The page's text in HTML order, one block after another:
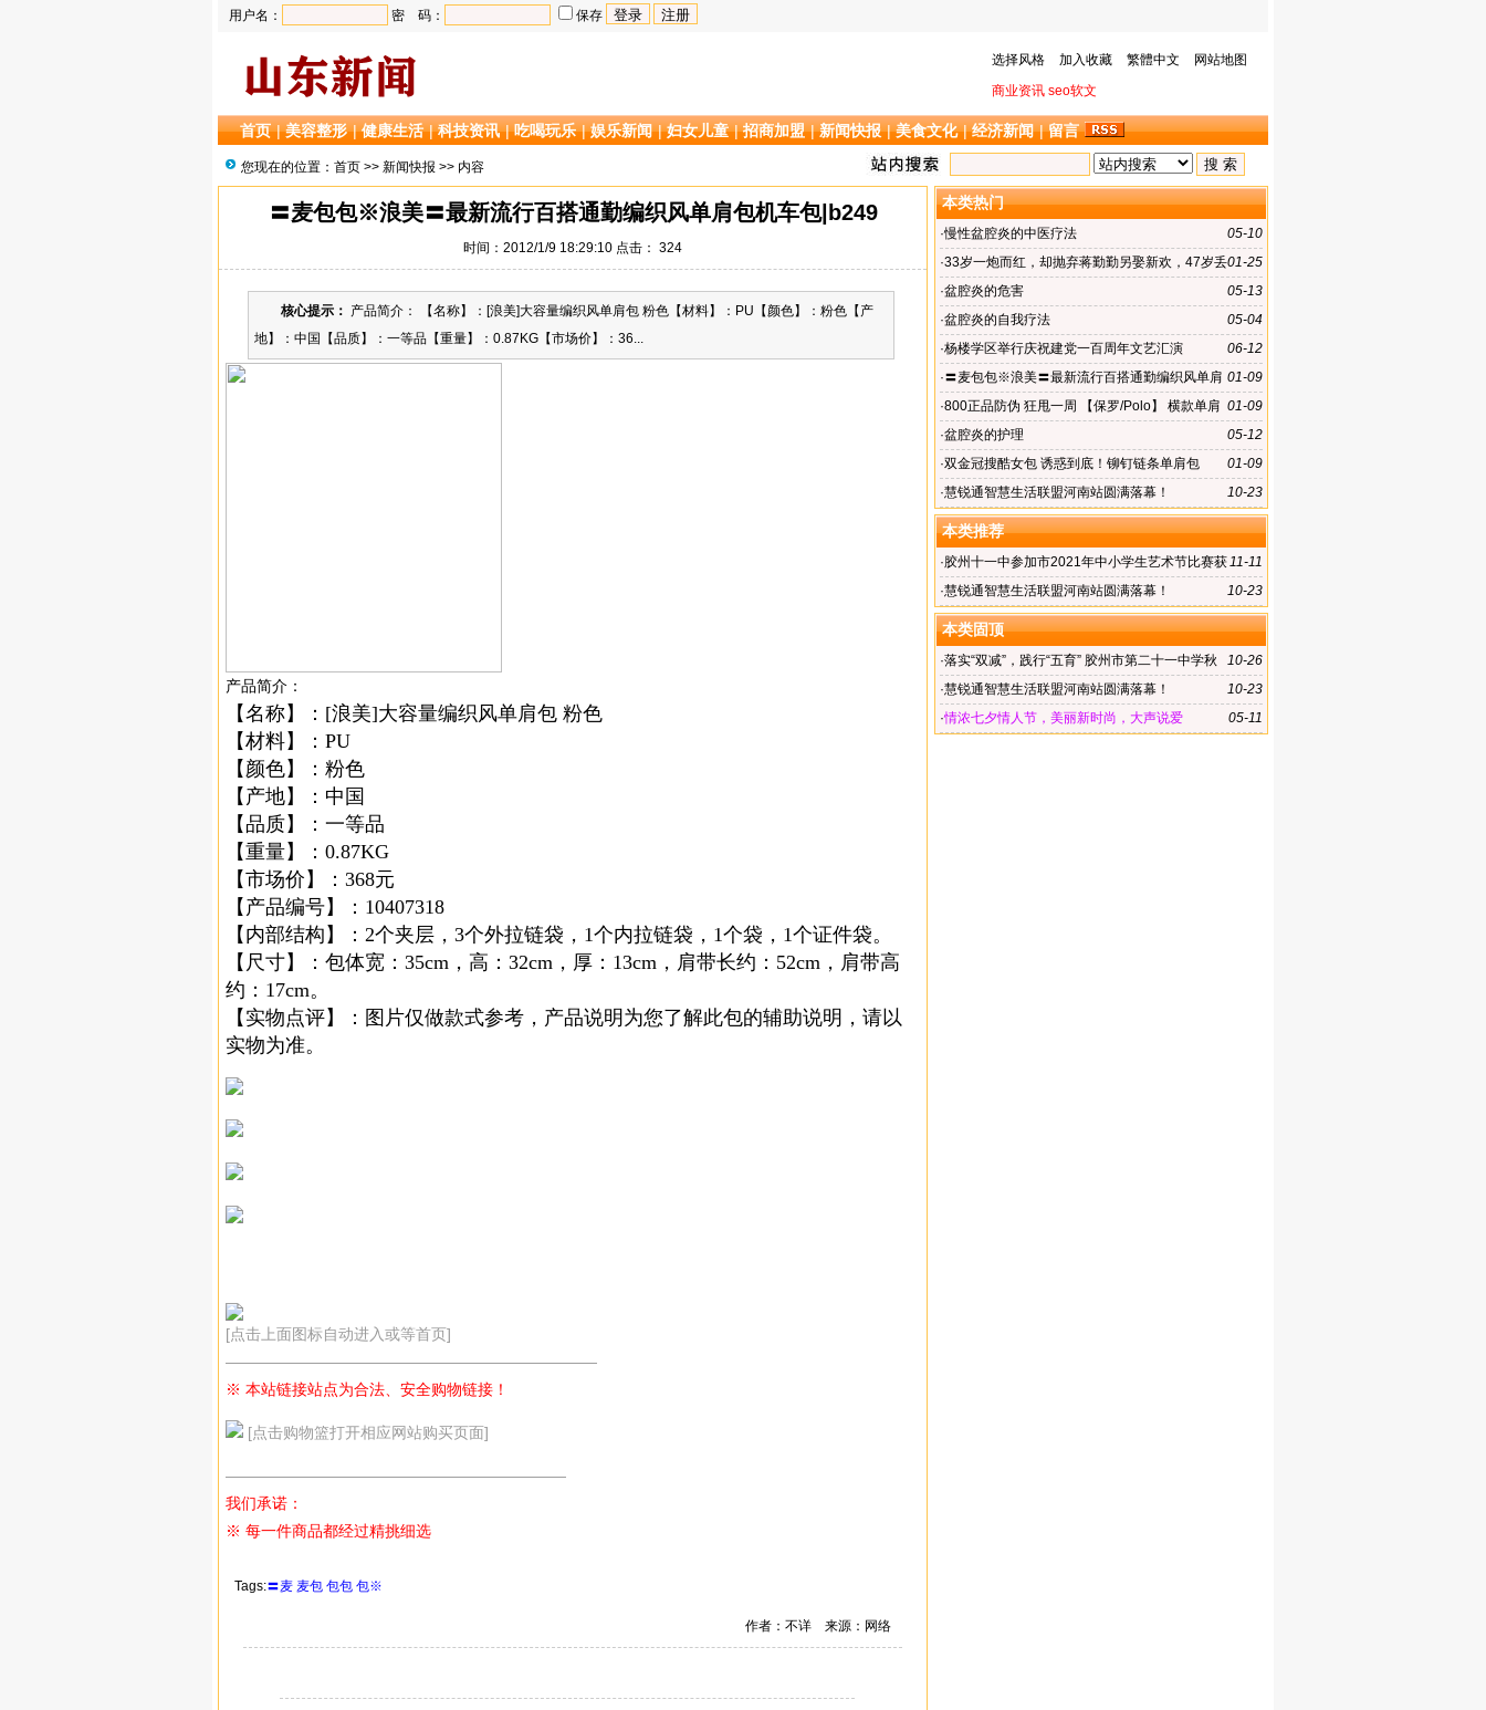
用户名： 密 码： 保存
选择风格 加入收藏 繁體中文
网站地图
商业资讯 seo软文
首页 |美容整形 |健康生活 |科技资讯 |吃喝玩乐 |娱乐新闻 |妇女儿童 |招商加盟 |新闻快报 |美食文化 |经济新闻 |留言
您现在的位置： 首页 >> 新闻快报 >> 内容
〓麦包包※浪美〓最新流行百搭通勤编织风单肩包机车包|b249
时间：2012/1/9 18:29:10 点击： 324
核心提示： 产品简介： 【名称】：[浪美]大容量编织风单肩包 粉色【材料】：PU【颜色】：粉色【产
地】：中国【品质】：一等品【重量】：0.87KG【市场价】：36...
产品简介：
【名称】：[浪美]大容量编织风单肩包 粉色
【材料】：PU
【颜色】：粉色
【产地】：中国
【品质】：一等品
【重量】：0.87KG
【市场价】：368元
【产品编号】：10407318
【内部结构】：2个夹层，3个外拉链袋，1个内拉链袋，1个袋，1个证件袋。
【尺寸】：包体宽：35cm，高：32cm，厚：13cm，肩带长约：52cm，肩带高
约：17cm。
【实物点评】：图片仅做款式参考，产品说明为您了解此包的辅助说明，请以
实物为准。
[点击上面图标自动进入或等首页]
————————————————————————
※ 本站链接站点为合法、安全购物链接！
[点击购物篮打开相应网站购买页面]
——————————————————————
我们承诺：
※ 每一件商品都经过精挑细选
Tags:〓麦 麦包 包包 包※
作者：不详 来源：网络
本类热门
05-10
·慢性盆腔炎的中医疗法
01-25
·33岁一炮而红，却抛弃蒋勤勤另娶新欢，47岁丢
下妻儿去世
05-13
·盆腔炎的危害
05-04
·盆腔炎的自我疗法
06-12
·杨楼学区举行庆祝建党一百周年文艺汇演
01-09
·〓麦包包※浪美〓最新流行百搭通勤编织风单肩
包机车包|b249
01-09
·800正品防伪 狂甩一周 【保罗/Polo】 横款单肩
包Thotb022-2
05-12
·盆腔炎的护理
01-09
·双金冠搜酷女包 诱惑到底！铆钉链条单肩包
10-23
·慧锐通智慧生活联盟河南站圆满落幕！
本类推荐
11-11
·胶州十一中参加市2021年中小学生艺术节比赛获
佳绩
10-23
·慧锐通智慧生活联盟河南站圆满落幕！
本类固顶
10-26
·落实“双减”，践行“五育” 胶州市第二十一中学秋
季运动会召开
10-23
·慧锐通智慧生活联盟河南站圆满落幕！
05-11
·情浓七夕情人节，美丽新时尚，大声说爱